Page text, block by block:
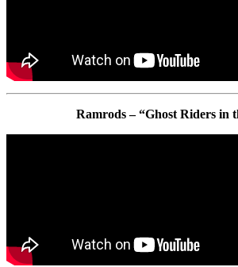
Ramrods – “Ghost Riders in